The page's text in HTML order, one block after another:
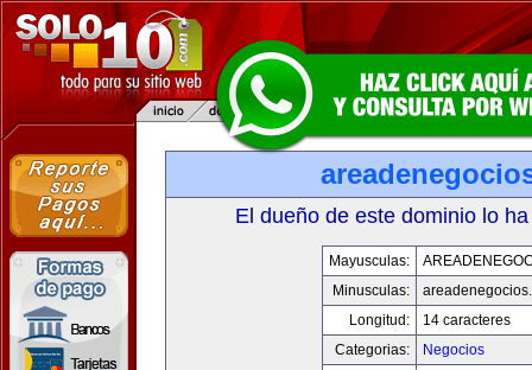
El dueño de este dominio lo
Mayusculas:
Minusculas:
Longitud:
14 caracteres
Categorias:
Negocios